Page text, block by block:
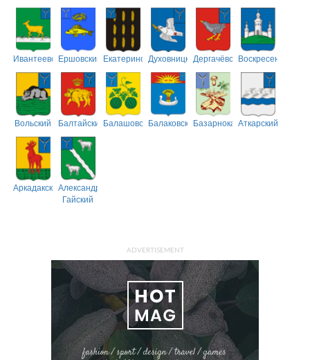
ИвантеевскийЕршовский ЕкатериновскийДуховницкийДергачёвскийВоскресенский
Вольский БалтайскийБалашовскийБалаковскийБазарнокарабулакский
Аткарский
АркадакскийАлександрово-
Гайский
ADVERTISEMENT